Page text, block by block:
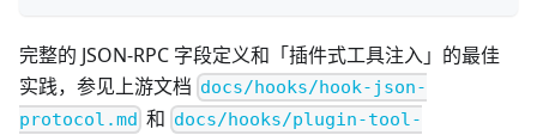
完整的 JSON-RPC 字段定义和「插件式工具注入」的最佳
实践，参见上游文档 docs/hooks/hook-json-
protocol.md 和 docs/hooks/plugin-tool-